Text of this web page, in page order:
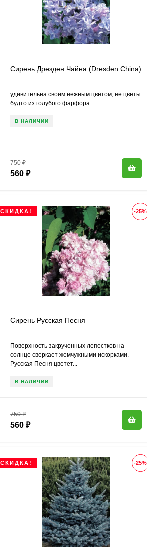
Сирень Дрезден Чайна (Dresden China)
удивительна своим нежным цветом, ее цветы
будто из голубого фарфора
В НАЛИЧИИ
750₽
560₽
-25%
СКИДКА!
Сирень Русская Песня
Поверхность закрученных лепестков на
солнце сверкает жемчужными искорками.
Русская Песня цветет...
В НАЛИЧИИ
750₽
560₽
-25%
СКИДКА!